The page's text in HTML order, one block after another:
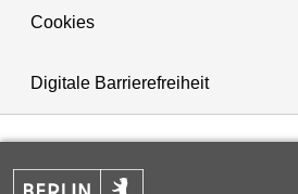
Cookies
Digitale Barrierefreiheit